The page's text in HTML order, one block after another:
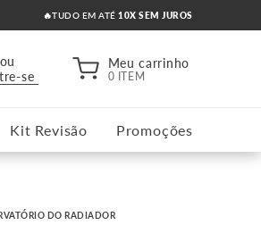
🔥TUDO EM ATÉ10X SEM JUROS
se
Meu carrinho
0 ITEM
Kit Revisão Promoções
DO RADIADOR